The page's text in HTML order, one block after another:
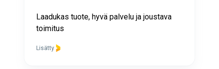
Laadukas tuote, hyvä palvelu ja joustava
toimitus
Lisätty